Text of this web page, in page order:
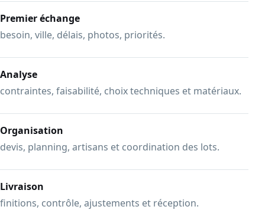
Premier échange
besoin, ville, délais, photos, priorités.
Analyse
contraintes, faisabilité, choix techniques et matériaux.
Organisation
devis, planning, artisans et coordination des lots.
Livraison
finitions, contrôle, ajustements et réception.